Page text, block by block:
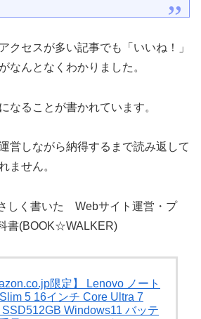
クセスが多い記事でも「いいね！」
なんとなくわかりました。
なることが書かれています。
営しながら納得するまで読み返して
ません。
しく書いた Webサイト運営・プ
書(BOOK☆WALKER)
限定】 Lenovo ノート
5 16インチ Core Ultra 7
Windows11 バッテ